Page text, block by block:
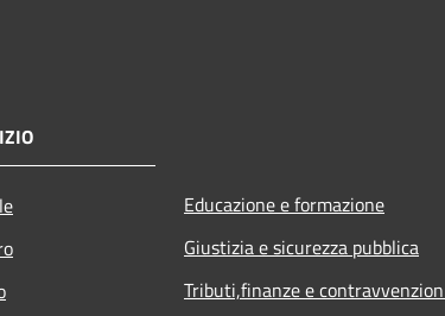
Educazione e formazione
Giustizia e sicurezza pubblica
Tributi,finanze e